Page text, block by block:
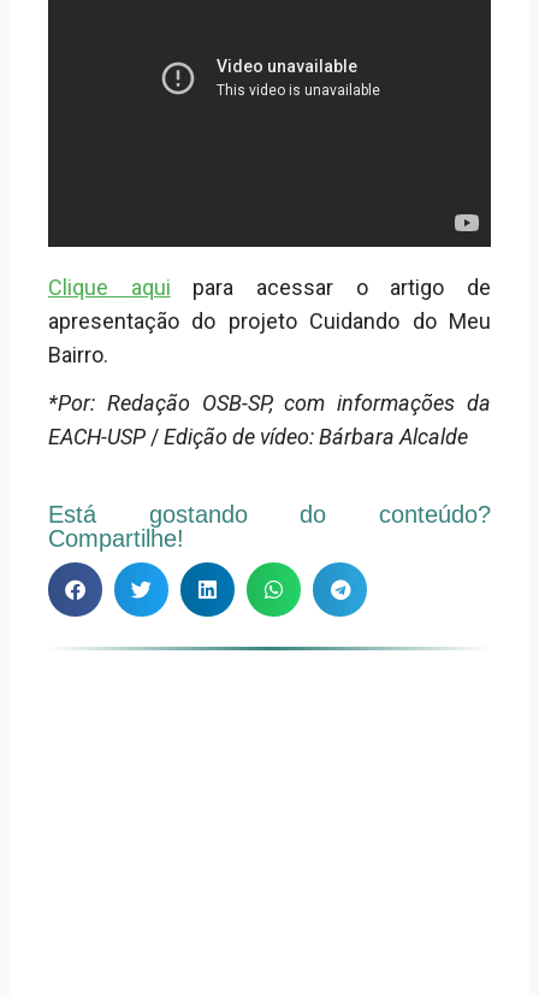
Clique aqui para acessar o artigo de
apresentação do projeto Cuidando do Meu
Bairro.
*Por: Redação OSB-SP, com informações da
EACH-USP /Edição de vídeo: Bárbara Alcalde
Está gostando do conteúdo?
Compartilhe!